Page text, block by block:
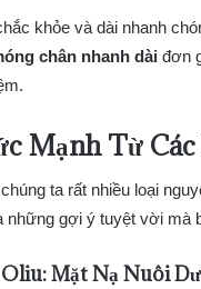
khỏe và dài nhanh
chân nhanh dài đơn
Mạnh Từ
ta rất nhiều loại
gợi ý tuyệt vời mà
Mặt Nạ Nuôi